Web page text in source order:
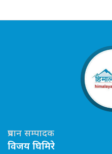
प्रधान सम्पादक
विजय घिमिरे